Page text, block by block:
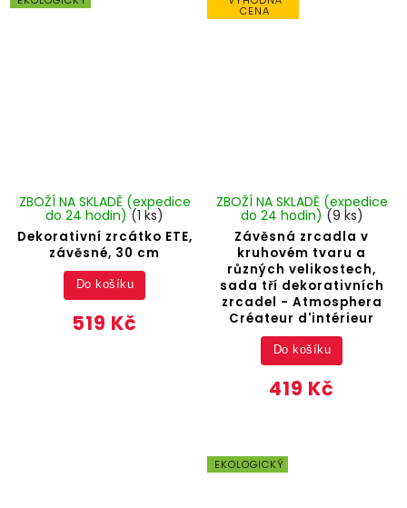
Dekorativní zrcátko ETE,
závěsné, 30 cm
ZBOŽÍ NA SKLADĚ (expedice
do 24 hodin)(1 ks)
519 Kč
Do košíku
CENA
Závěsná zrcadla v
kruhovém tvaru a
různých velikostech,
sada tří dekorativních
zrcadel - Atmosphera
Créateur d'intérieur
ZBOŽÍ NA SKLADĚ (expedice
do 24 hodin) (9 ks)
419 Kč
Do košíku
EKOLOGICKÝ